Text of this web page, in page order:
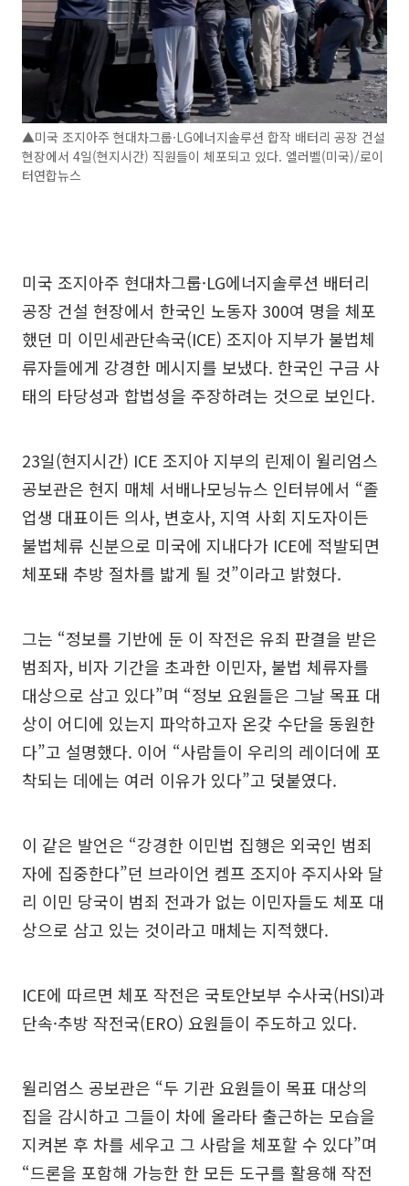
▲미국 조지아주 현대차그룹·LG에너지솔루션 합작 배터리 공장 건설
현장에서 4일(현지시간) 직원들이 체포되고 있다. 엘러벨(미국)/로이
터연합뉴스
미국 조지아주 현대차그룹·LG에너지솔루션 배터리
공장 건설 현장에서 한국인 노동자 300여 명을 체포
했던 미 이민세관단속국(ICE) 조지아 지부가 불법체
류자들에게 강경한 메시지를 보냈다. 한국인 구금 사
태의 타당성과 합법성을 주장하려는 것으로 보인다.
23일(현지시간) ICE 조지아 지부의 린제이 윌리엄스
공보관은 현지 매체 서배나모닝뉴스 인터뷰에서 “졸
업생 대표이든 의사, 변호사, 지역 사회 지도자이든
불법체류 신분으로 미국에 지내다가 ICE에 적발되면
체포돼 추방 절차를 밟게 될 것”이라고 밝혔다.
그는 “정보를 기반에 둔 이 작전은 유죄 판결을 받은
범죄자, 비자 기간을 초과한 이민자, 불법 체류자를
대상으로 삼고 있다”며 “정보 요원들은 그날 목표 대
상이 어디에 있는지 파악하고자 온갖 수단을 동원한
다”고 설명했다. 이어 “사람들이 우리의 레이더에 포
착되는 데에는 여러 이유가 있다”고 덧붙였다.
이 같은 발언은 “강경한 이민법 집행은 외국인 범죄
자에 집중한다”던 브라이언 켐프 조지아 주지사와 달
리 이민 당국이 범죄 전과가 없는 이민자들도 체포 대
상으로 삼고 있는 것이라고 매체는 지적했다.
ICE에 따르면 체포 작전은 국토안보부 수사국(HSI)과
단속·추방 작전국(ERO) 요원들이 주도하고 있다.
윌리엄스 공보관은 “두 기관 요원들이 목표 대상의
집을 감시하고 그들이 차에 올라타 출근하는 모습을
지켜본 후 차를 세우고 그 사람을 체포할 수 있다”며
“드론을 포함해 가능한 한 모든 도구를 활용해 작전